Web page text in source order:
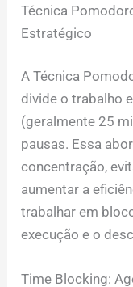
Técnica
Estratégico
A Técnica
divide o trabalho
(geralmente 25
pausas. Essa
concentração,
aumentar a
trabalhar em
execução e o
Time Blocking: